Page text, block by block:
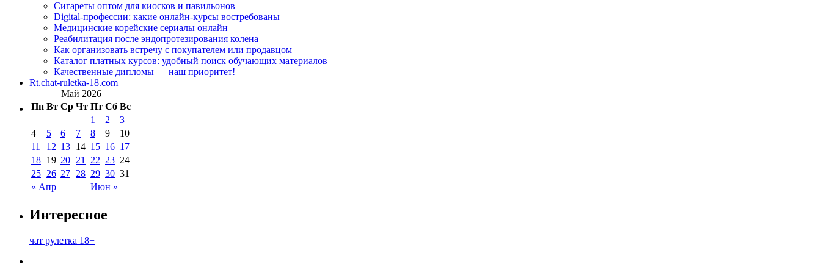
Сигареты оптом для киосков и павильонов
Digital-профессии: какие онлайн-курсы востребованы
Медицинские корейские сериалы онлайн
Реабилитация после эндопротезирования колена
Как организовать встречу с покупателем или продавцом
Каталог платных курсов: удобный поиск обучающих материалов
Качественные дипломы — наш приоритет!
Rt.chat-ruletka-18.com
Май 2026
Пн Вт Ср Чт Пт Сб Вс
« Апр Июн »
1 2
3
4
5 6 7 8 9
10
11
12 13 14 15 16 17
18 19 20 21 22 23 24
25 26 27 28 29 30 31
Интересное
чат рулетка 18+